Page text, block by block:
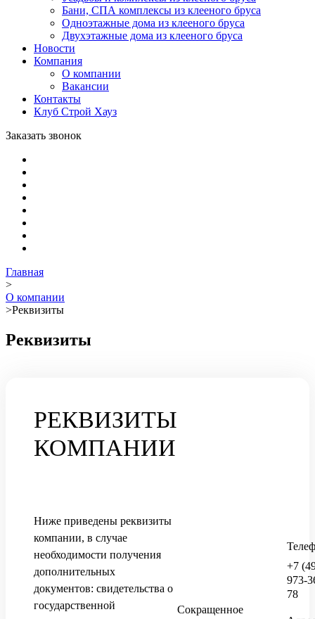
Бани, СПА комплексы из клееного бруса
Одноэтажные дома из клееного бруса
Двухэтажные дома из клееного бруса
Новости
Компания
О компании
Вакансии
Контакты
Клуб Строй Хауз
Заказать звонок
Главная
>
О компании
>Реквизиты
Реквизиты
РЕКВИЗИТЫ
КОМПАНИИ
Ниже приведены реквизиты
компании, в случае
необходимости получения
дополнительных
документов: свидетельства о
государственной
Сокращенное
+7
973-
78